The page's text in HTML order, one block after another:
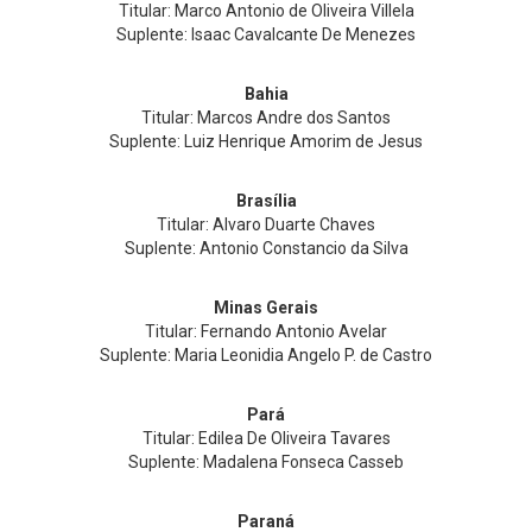
Titular: Marco Antonio de Oliveira Villela
Suplente: Isaac Cavalcante De Menezes
Bahia
Titular: Marcos Andre dos Santos
Suplente: Luiz Henrique Amorim de Jesus
Brasília
Titular: Alvaro Duarte Chaves
Suplente: Antonio Constancio da Silva
Minas Gerais
Titular: Fernando Antonio Avelar
Suplente: Maria Leonidia Angelo P. de Castro
Pará
Titular: Edilea De Oliveira Tavares
Suplente: Madalena Fonseca Casseb
Paraná